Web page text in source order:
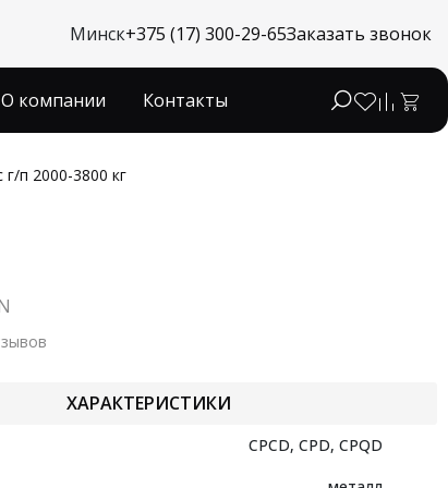
Минск+375 (17) 300-29-65Заказать звонок
О компании Контакты
п 2000-3800 кг
ХАРАКТЕРИСТИКИ
CPCD, CPD, CPQD